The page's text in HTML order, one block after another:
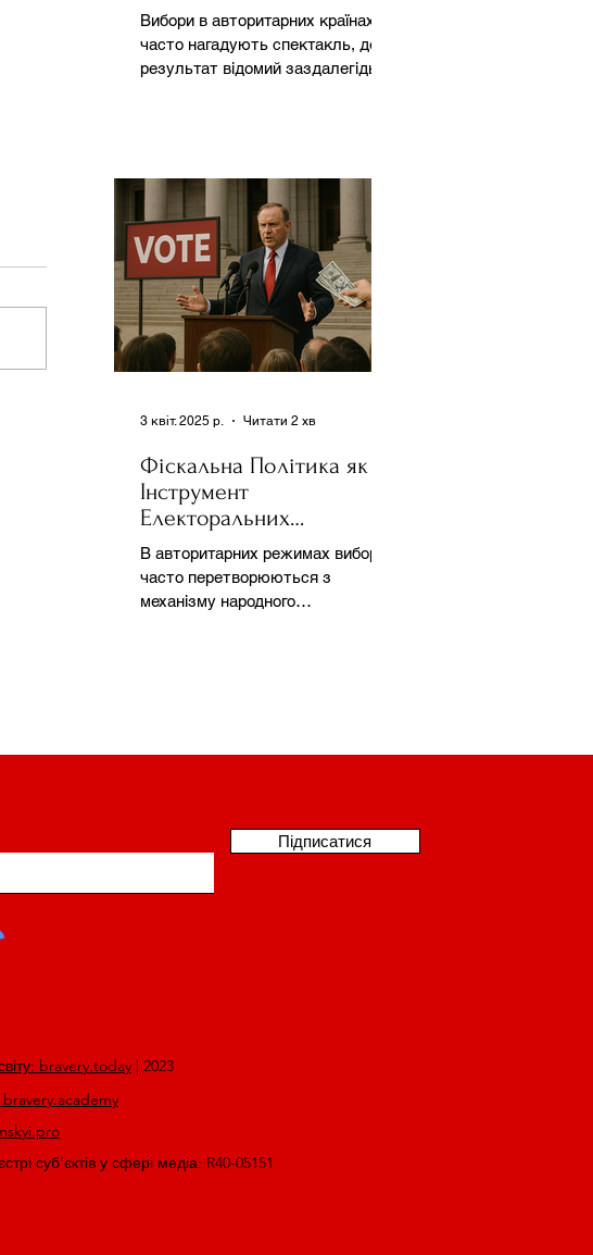
Законодавством в
Автократіях
Вибори в авторитарних країнах
часто нагадують спектакль, де
результат відомий заздалегідь.
Фіскальна Політика як
Інструмент
Електоральних
Маніпуляцій в
Автократіях
В авторитарних режимах вибори
часто перетворюються з
механізму народного
3 квіт. 2025 р. Читати 2 хв
Підписатися
bravery.today| 2023
суб’єктів у сфері медіа: R40-05151